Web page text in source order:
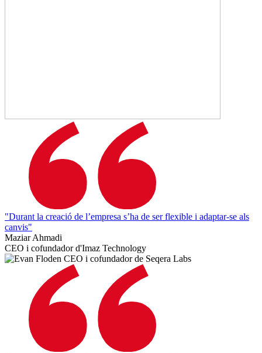
"Durant la creació de l’empresa s’ha de ser flexible i adaptar-se als
canvis"
Maziar Ahmadi
CEO i cofundador d'Imaz Technology